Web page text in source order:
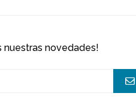
nuestras novedades!